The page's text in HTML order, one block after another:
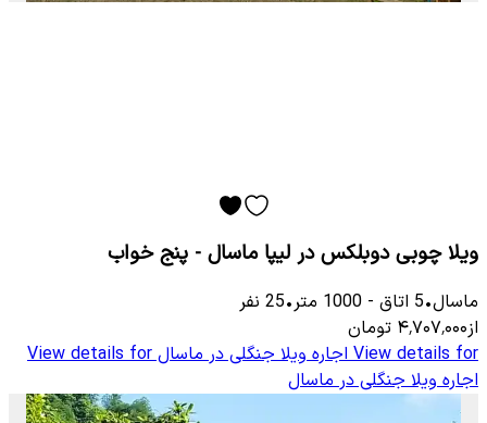
ویلا چوبی دوبلکس در لیپا ماسال - پنج خواب
ماسال•
5 اتاق -
1000 متر•
25 نفر
از۴٬۷۰۷٬۰۰۰ تومان
View details for اجاره ویلا جنگلی در ماسالView details for
اجاره ویلا جنگلی در ماسال